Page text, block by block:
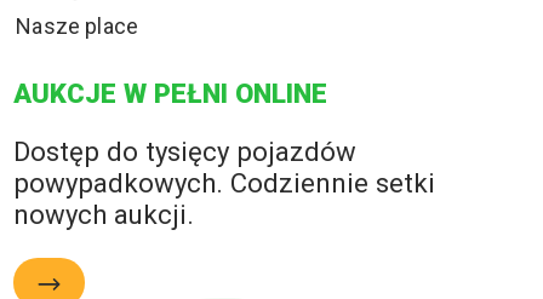
Nasze place
AUKCJE W PEŁNI ONLINE
Dostęp do tysięcy pojazdów
powypadkowych. Codziennie setki
nowych aukcji.